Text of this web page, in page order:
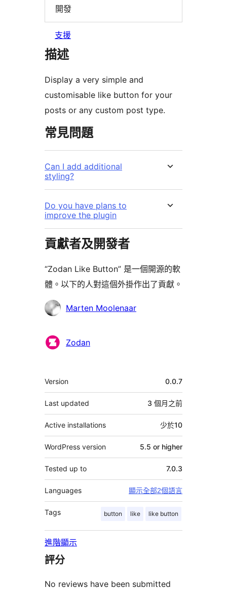
開發
支援
描述
Display a very simple and
customisable like button for your
posts or any custom post type.
常見問題
Can I add additional
styling?
Do you have plans to
improve the plugin
貢獻者及開發者
“Zodan Like Button” 是一個開源的軟
體。以下的人對這個外掛作出了貢獻。
貢
者
Marten Moolenaar
Zodan
其
它
Version 0.0.7
Last updated 3 個月之前
Active installations 少於10
WordPress version 5.5 or higher
Tested up to 7.0.3
Languages 顯示全部2個語言
Tags button like like button
進階顯示
評分
No reviews have been submitted